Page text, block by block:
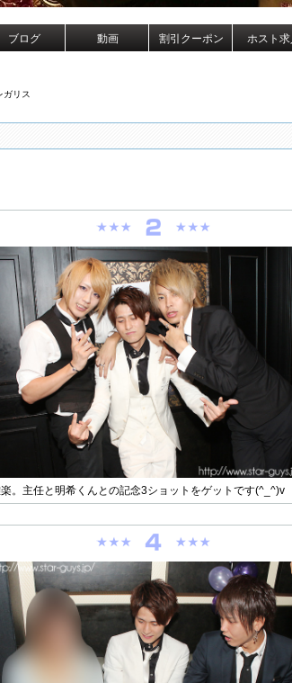
ブログ 動画 割引クーポン ホスト
ガリス
。主任と明希くんとの記念3ショットをゲットです(^_^)v